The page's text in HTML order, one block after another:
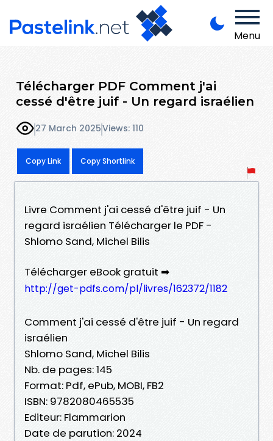
Menu
Télécharger PDF Comment j'ai
cessé d'être juif - Un regard israélien
27 March 2025Views: 110
Copy Link Copy Shortlink
Livre Comment j'ai cessé d'être juif - Un
regard israélien Télécharger le PDF -
Shlomo Sand, Michel Bilis
Télécharger eBook gratuit ➡
http://get-pdfs.com/pl/livres/162372/1182
Comment j'ai cessé d'être juif - Un regard
israélien
Shlomo Sand, Michel Bilis
Nb. de pages: 145
Format: Pdf, ePub, MOBI, FB2
ISBN: 9782080465535
Editeur: Flammarion
Date de parution: 2024